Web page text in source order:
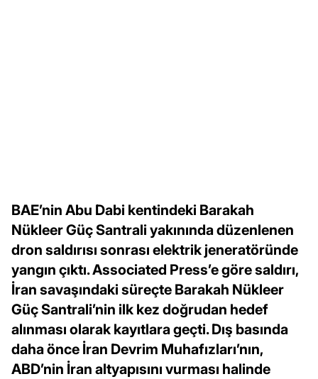
BAE’nin Abu Dabi kentindeki Barakah
Nükleer Güç Santrali yakınında düzenlenen
dron saldırısı sonrası elektrik jeneratöründe
yangın çıktı. Associated Press’e göre saldırı,
İran savaşındaki süreçte Barakah Nükleer
Güç Santrali’nin ilk kez doğrudan hedef
alınması olarak kayıtlara geçti. Dış basında
daha önce İran Devrim Muhafızları’nın,
ABD’nin İran altyapısını vurması halinde